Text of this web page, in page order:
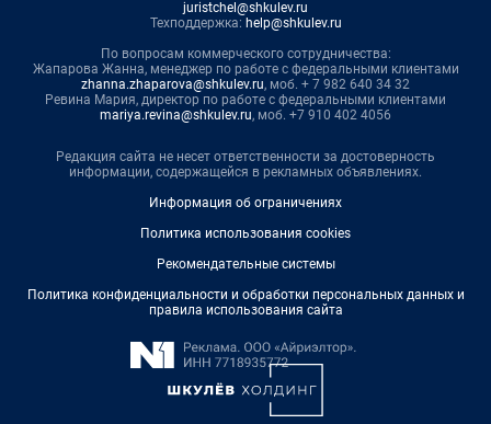
juristchel@shkulev.ru
Техподдержка: help@shkulev.ru
По вопросам коммерческого сотрудничества:
Жапарова Жанна, менеджер по работе с федеральными клиентами
zhanna.zhaparova@shkulev.ru, моб. + 7 982 640 34 32
Ревина Мария, директор по работе с федеральными клиентами
mariya.revina@shkulev.ru, моб. +7 910 402 4056
Редакция сайта не несет ответственности за достоверность
информации, содержащейся в рекламных объявлениях.
Информация об ограничениях
Политика использования cookies
Рекомендательные системы
Политика конфиденциальности и обработки персональных данных и
правила использования сайта